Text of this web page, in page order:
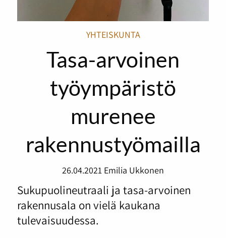
YHTEISKUNTA
Tasa-arvoinen
työympäristö
murenee
rakennustyömailla
26.04.2021 Emilia Ukkonen
Sukupuolineutraali ja tasa-arvoinen
rakennusala on vielä kaukana
tulevaisuudessa.